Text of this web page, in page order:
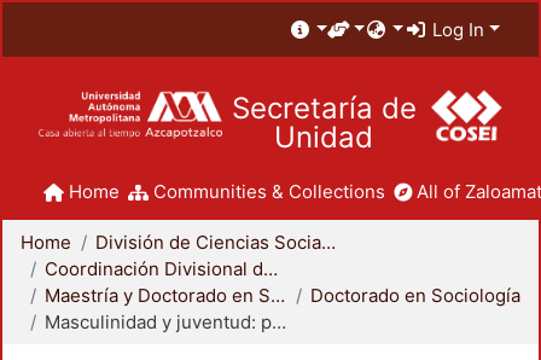
Log In
Secretaría de
Unidad
Home Communities & Collections All of
Home
División de Ciencias Sociales y Humanidades
Coordinación Divisional de Posgrado
Maestría y Doctorado en Sociología
Doctorado en Sociología
Masculinidad y juventud: poder, violencia social y crimen organizado. Estudio de la subjetividad masculina en adolescentes en situación de reclusión en uno de los estados más violentos: Guerrero, México